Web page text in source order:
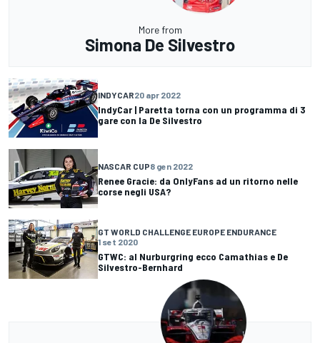
More from
Simona De Silvestro
INDYCAR20 apr 2022
IndyCar | Paretta torna con un programma di 3
gare con la De Silvestro
NASCAR CUP8 gen 2022
Renee Gracie: da OnlyFans ad un ritorno nelle
corse negli USA?
GT WORLD CHALLENGE EUROPE ENDURANCE
1 set 2020
GTWC: al Nurburgring ecco Camathias e De
Silvestro-Bernhard